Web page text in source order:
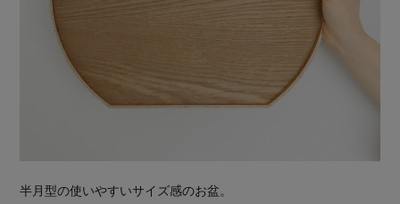
半月型の使いやすいサイズ感のお盆。